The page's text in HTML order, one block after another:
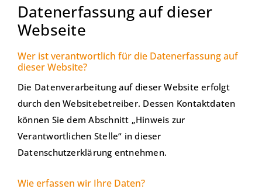
Datenerfassung auf dieser
Webseite
Wer ist verantwortlich für die Datenerfassung auf
dieser Website?
Die Datenverarbeitung auf dieser Website erfolgt
durch den Websitebetreiber. Dessen Kontaktdaten
können Sie dem Abschnitt „Hinweis zur
Verantwortlichen Stelle“ in dieser
Datenschutzerklärung entnehmen.
Wie erfassen wir Ihre Daten?